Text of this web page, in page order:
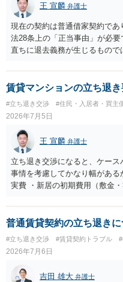
王 宣麟 弁護士
現在の契約は普通借家契約で
法28条上の「正当事由」が必要
直ちに退去義務が生じるもの
新たな定期借家契約を締結す
前提であり、借主が同意しなけ
績、子どもの学校や地域との
などは、借主側の強い居住継続
重視される要素ですので、貸
がない限り、更新拒絶が認め
れます。 建物が未登記である
に否定するものではなく、引
有効とされています。 今後の
しており定期借家への変更に
（誰が所有者で誰が実際に住
ほしいこと、③自分たちの居住
基本方針としたうえで、仮に一
退料・引越費用・原状回復費
成することが重要です。 契約
め・定期借家に関する記載の
（「今回で最後」などの文言
得るかどうかも含めて検討ポ
賃貸マンションの立ち退
#立ち退き交渉 #住民・入居者・買主
2026年7月5日
王 宣麟 弁護士
立ち退き交渉になると、ケー
事情を考慮してかなり幅があ
実費 ・新居の初期費用（敷金
ターンが多いかと存じます。
普通賃貸契約の立ち退きに
#立ち退き交渉 #賃貸契約トラブル
2026年7月6日
吉田 雄大 弁護士